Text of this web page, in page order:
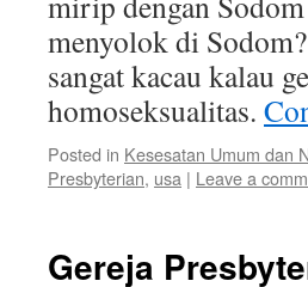
menyolok di
sangat kacau kalau
homoseksualitas.
Posted in Kesesatan Umum dan
Presbyterian, usa | Leave a
Gereja